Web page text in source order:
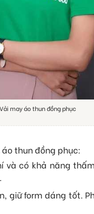
Vải may áo thun đồng phục
thun đồng phục:
và có khả năng
giữ form dáng tốt.